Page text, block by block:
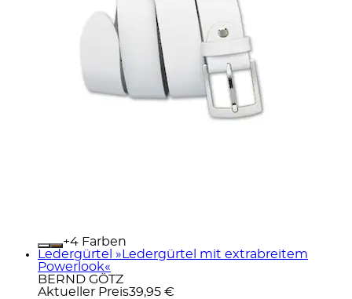
+
Farben
Ledergürtel »Ledergürtel mit extrabreitem
Powerlook«
BERND GÖTZ
Aktueller Preis39,95 €